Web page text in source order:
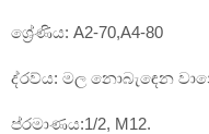
ශ්‍රේණිය: A2-70,A4-80
ද්රව්ය: මල නොබැඳෙන වානේ
ප්රමාණය:1/2, M12.